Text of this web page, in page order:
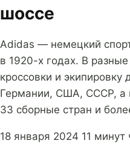
шоссе
Adidas — немецкий
в 1920-х годах. В
кроссовки и
Германии, США, СССР, а
33 сборные стран и
18 января 2024 11 минут